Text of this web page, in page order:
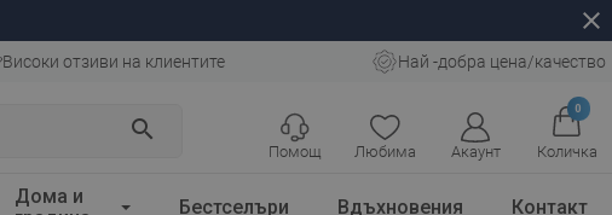
close
Високи отзиви на клиентите Най -добра цена/качество
search
Любима Акаунт
0
Количка
Помощ
Дома и
Бестселъри Вдъхновения Контакт